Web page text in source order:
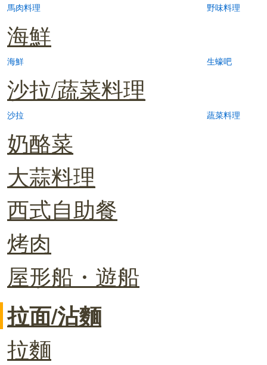
馬肉料理
野味料理
海鮮
海鮮 生蠔吧
沙拉/蔬菜料理
沙拉 蔬菜料理
奶酪菜
大蒜料理
西式自助餐
烤肉
屋形船・遊船
拉面/沾麵
拉麵